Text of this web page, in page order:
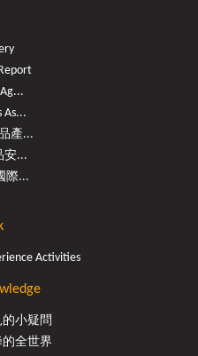
As...
產...
安...
際...
Activities
小疑問
全世界